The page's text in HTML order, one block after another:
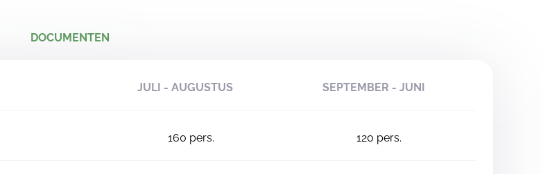
DOCUMENTEN
JULI - AUGUSTUS SEPTEMBER - JUNI
160 pers. 120 pers.